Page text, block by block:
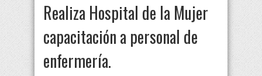
Realiza Hospital de la Mujer
capacitación a personal de
enfermería.